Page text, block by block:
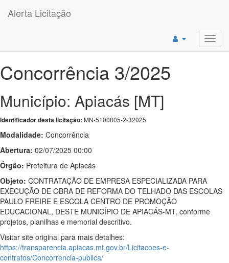
Alerta Licitação
Concorrência 3/2025
Município: Apiacás [MT]
Identificador desta licitação: MN-5100805-2-32025
Modalidade: Concorrência
Abertura: 02/07/2025 00:00
Órgão: Prefeitura de Apiacás
Objeto: CONTRATAÇÃO DE EMPRESA ESPECIALIZADA PARA
EXECUÇÃO DE OBRA DE REFORMA DO TELHADO DAS ESCOLAS
PAULO FREIRE E ESCOLA CENTRO DE PROMOÇÃO
EDUCACIONAL, DESTE MUNICÍPIO DE APIACÁS-MT, conforme
projetos, planilhas e memorial descritivo.
Visitar site original para mais detalhes:
https://transparencia.apiacas.mt.gov.br/Licitacoes-e-
contratos/Concorrencia-publica/